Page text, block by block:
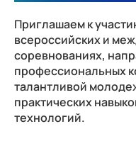
Приглашаем к
всероссийских и
соревнованиях,
профессиональных
талантливой
практических
технологий.